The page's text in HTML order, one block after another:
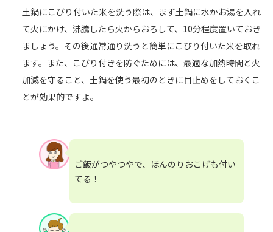
土鍋にこびり付いた米を洗う際は、まず土鍋に水かお湯を入れ
て火にかけ、沸騰したら火からおろして、10分程度置いておき
ましょう。その後通常通り洗うと簡単にこびり付いた米を取れ
ます。また、こびり付きを防ぐためには、最適な加熱時間と火
加減を守ること、土鍋を使う最初のときに目止めをしておくこ
とが効果的ですよ。
ご飯がつやつやで、ほんのりおこげも付い
てる！